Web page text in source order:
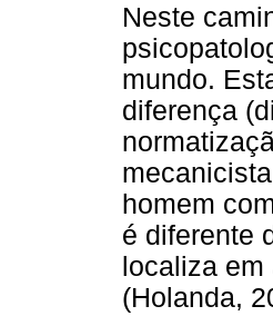
Neste
mundo.
diferença
homem
é diferente
localiza em
(Holanda,